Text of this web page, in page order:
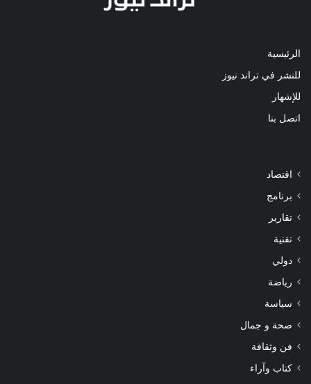
الرئيسية
للنشر في تراند نيوز
للإشهار
اتصل بنا
اقتصاد
برنامج
تقارير
تقنية
دولي
رياضة
سياسة
صحة و جمال
فن وثقافة
كتاب وآراء